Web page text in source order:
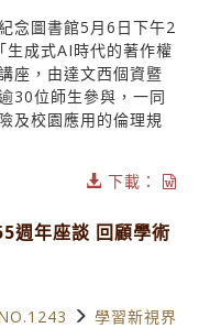
念圖書館5月6日下午2
生成式AI時代的著作權
座，由達文西個資暨
30位師生參與，一同
及校園應用的倫理規
下載：
週年座談 回顧學術
學習新視界